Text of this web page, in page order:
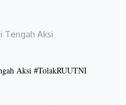
Aksi #TolakRUUTNI